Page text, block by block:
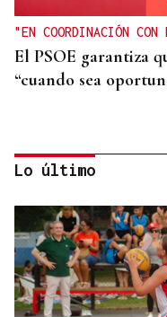
"EN COORDINACIÓN CON
El PSOE garantiza
“cuando sea
Lo último